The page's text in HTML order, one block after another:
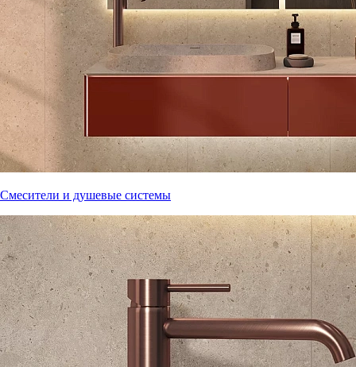
Смесители и душевые системы